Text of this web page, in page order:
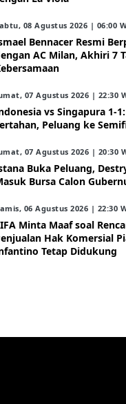
08 Agustus 2026 | 06:00
Bennacer Resmi
AC Milan, Akhiri 7
07 Agustus 2026 | 22:30
vs Singapura 1-
Peluang ke
07 Agustus 2026 | 20:30
Buka Peluang,
Bursa Calon
06 Agustus 2026 | 22:30
Minta Maaf soal
Hak Komersial
Tetap Didukung